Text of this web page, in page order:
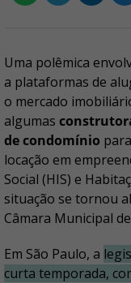
Uma polêmica
a plataformas de
o mercado
algumas
de condomínio
locação em
Social (HIS) e
situação se tornou
Câmara Municipal
Em São Paulo, a
curta temporada,